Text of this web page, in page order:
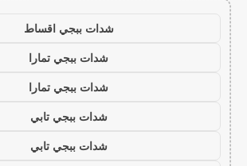
شدات ببجي اقساط
شدات ببجي تمارا
شدات ببجي تمارا
شدات ببجي تابي
شدات ببجي تابي